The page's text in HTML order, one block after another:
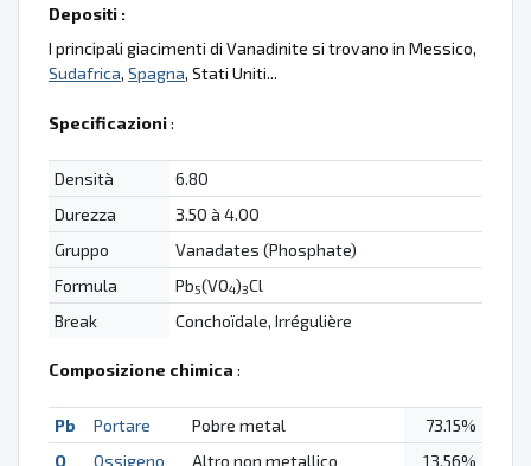
Depositi :
I principali giacimenti di Vanadinite si trovano in Messico,
Sudafrica, Spagna, Stati Uniti...
Specificazioni:
Densità
6.80
Durezza
3.50 à 4.00
Gruppo
Vanadates (Phosphate)
Formula
Pb5(VO4)3Cl
Break
Conchoïdale, Irrégulière
Composizione chimica :
Pb Portare Pobre metal
73.15%
O
Ossigeno Altro non metallico
13.56%